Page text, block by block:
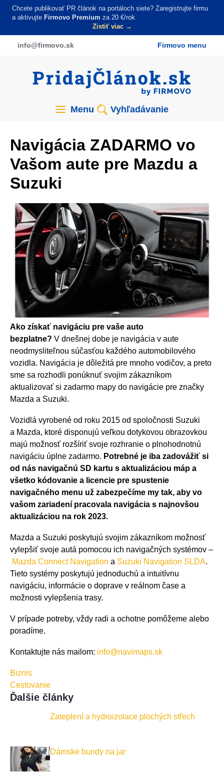
Skočiť
obsah
Chcete publikovať PR článok na portáloch siete? Zaregistrujte firmu
a aktivujte Firmovo Premium za 20 €/rok.
Zistiť viac →
info@firmovo.sk Firmovo menu
Menu Vyhľadávanie
Navigácia ZADARMO vo
Vašom aute pre Mazdu a
Suzuki
Ako získať navigáciu pre vaše auto
bezplatne? V dnešnej dobe je navigácia v aute
neodmysliteľnou súčasťou každého automobilového
vozidla. Navigácia je dôležitá pre mnoho vodičov, a preto
sme sa rozhodli ponúknuť svojim zákazníkom
aktualizovať si zadarmo mapy do navigácie pre značky
Mazda a Suzuki.
Vozidlá vyrobené od roku 2015 od spoločnosti Suzuki
a Mazda, ktoré disponujú veľkou dotykovou obrazovkou
majú možnosť rozšíriť svoje rozhranie o plnohodnotnú
navigáciu úplne zadarmo. Potrebné je iba zadovážiť si
od nás navigačnú SD kartu s aktualizáciou máp a
všetko kódovanie a licencie pre spustenie
navigačného menu už zabezpečíme my tak, aby vo
vašom zariadení pracovala navigácia s najnovšou
aktualizáciou na rok 2023.
Mazda a Suzuki poskytujú svojim zákazníkom možnosť
vylepšiť svoje autá pomocou ich navigačných systémov –
Mazda Connect Navigation a Suzuki Navigation SLDA.
Tieto systémy poskytujú jednoduchú a intuitívnu
navigáciu, informácie o doprave v reálnom čase a
možnosti vylepšenia trasy.
V prípade potreby, vždy radi a ochotne pomôžeme alebo
poradíme.
Kontaktujte nás mailom: info@navimaps.sk
Biznis
Cestovanie
Ďalšie články
Zateplení a hydroizolace plochých střech
Dámske bundy na jar